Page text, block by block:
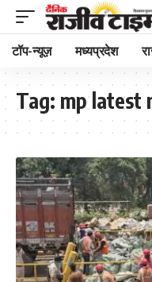
टॉप-न्यूज़ मध्यप्रदेश
Tag: mp latest